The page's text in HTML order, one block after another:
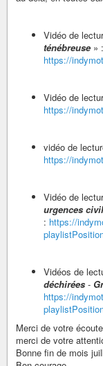
Vidéo de
ténébreuse » :
https://
Vidéo de
https://
vidéo de
https://
Vidéo de
urgences
: https://
Vidéos de
déchirées -
https://
Merci de votre
merci de votre
Bonne fin de mois